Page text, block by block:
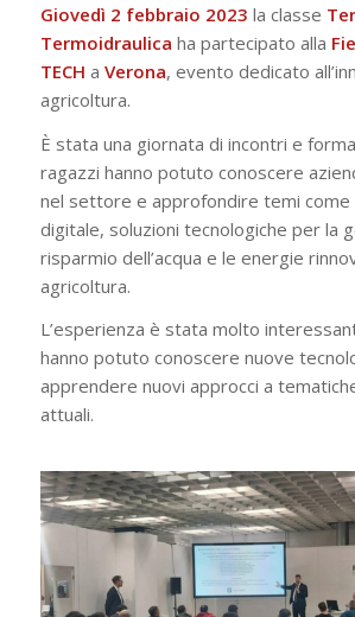
Giovedì 2 febbraio 2023 la classe
Termoidraulica ha partecipato alla
TECH a Verona, evento dedicato
agricoltura.
È stata una giornata di incontri e
ragazzi hanno potuto conoscere
nel settore e approfondire temi come
digitale, soluzioni tecnologiche per la
risparmio dell’acqua e le energie
agricoltura.
L’esperienza è stata molto
hanno potuto conoscere nuove
apprendere nuovi approcci a
attuali.